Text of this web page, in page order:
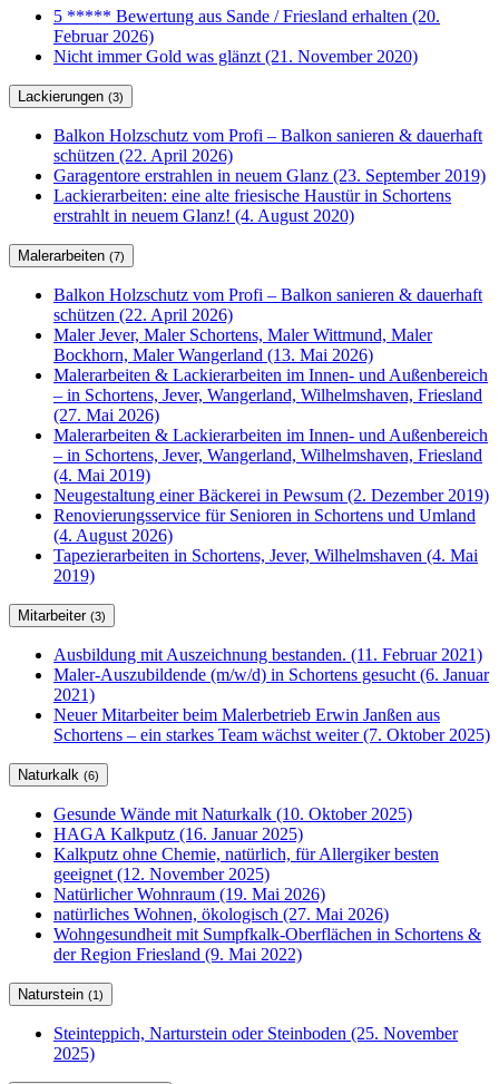
5 ***** Bewertung aus Sande / Friesland erhalten (20.
Februar 2026)
Nicht immer Gold was glänzt (21. November 2020)
Lackierungen (3)
Balkon Holzschutz vom Profi – Balkon sanieren & dauerhaft
schützen (22. April 2026)
Garagentore erstrahlen in neuem Glanz (23. September 2019)
Lackierarbeiten: eine alte friesische Haustür in Schortens
erstrahlt in neuem Glanz! (4. August 2020)
Malerarbeiten (7)
Balkon Holzschutz vom Profi – Balkon sanieren & dauerhaft
schützen (22. April 2026)
Maler Jever, Maler Schortens, Maler Wittmund, Maler
Bockhorn, Maler Wangerland (13. Mai 2026)
Malerarbeiten & Lackierarbeiten im Innen- und Außenbereich
– in Schortens, Jever, Wangerland, Wilhelmshaven, Friesland
(27. Mai 2026)
Malerarbeiten & Lackierarbeiten im Innen- und Außenbereich
– in Schortens, Jever, Wangerland, Wilhelmshaven, Friesland
(4. Mai 2019)
Neugestaltung einer Bäckerei in Pewsum (2. Dezember 2019)
Renovierungsservice für Senioren in Schortens und Umland
(4. August 2026)
Tapezierarbeiten in Schortens, Jever, Wilhelmshaven (4. Mai
2019)
Mitarbeiter (3)
Ausbildung mit Auszeichnung bestanden. (11. Februar 2021)
Maler-Auszubildende (m/w/d) in Schortens gesucht (6. Januar
2021)
Neuer Mitarbeiter beim Malerbetrieb Erwin Janßen aus
Schortens – ein starkes Team wächst weiter (7. Oktober 2025)
Naturkalk (6)
Gesunde Wände mit Naturkalk (10. Oktober 2025)
HAGA Kalkputz (16. Januar 2025)
Kalkputz ohne Chemie, natürlich, für Allergiker besten
geeignet (12. November 2025)
Natürlicher Wohnraum (19. Mai 2026)
natürliches Wohnen, ökologisch (27. Mai 2026)
Wohngesundheit mit Sumpfkalk-Oberflächen in Schortens &
der Region Friesland (9. Mai 2022)
Naturstein (1)
Steinteppich, Narturstein oder Steinboden (25. November
2025)